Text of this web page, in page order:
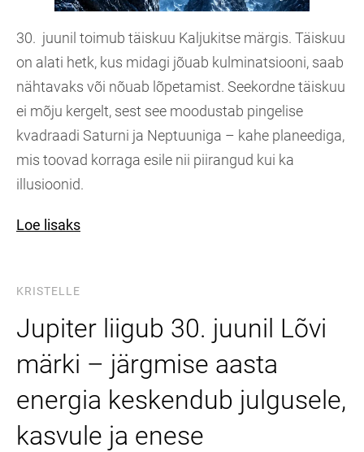
30. juunil toimub täiskuu Kaljukitse märgis. Täiskuu
on alati hetk, kus midagi jõuab kulminatsiooni, saab
nähtavaks või nõuab lõpetamist. Seekordne täiskuu
ei mõju kergelt, sest see moodustab pingelise
kvadraadi Saturni ja Neptuuniga – kahe planeediga,
mis toovad korraga esile nii piirangud kui ka
illusioonid.
Loe lisaks
KRISTELLE
Jupiter liigub 30. juunil Lõvi
märki – järgmise aasta
energia keskendub julgusele,
kasvule ja enese